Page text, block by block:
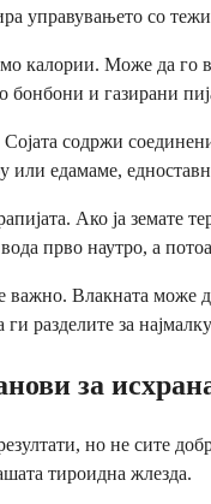
управувањето со
калории. Може да
и газирани
содржи
едамаме,
Ако ја земате
прво наутро, а
Влакната може
разделите за
за
но не сите
тироидна жлезда.